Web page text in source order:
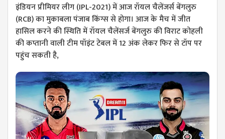
इंडियन प्रीमियर लीग (IPL-2021) में आज रॉयल चैलेंजर्स बेंगलुरु
(RCB) का मुकाबला पंजाब किंग्स से होगा। आज के मैच में जीत
हासिल करने की स्थिति में रॉयल चैलेंसर्ज बेंगलुरु की विराट कोहली
की कप्तानी वाली टीम पॉइंट टेबल में 12 अंक लेकर फिर से टॉप पर
पहुंच सकती है,